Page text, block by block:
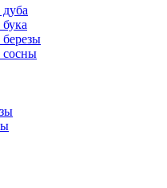
сосны